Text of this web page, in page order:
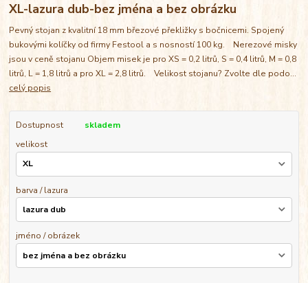
XL-lazura dub-bez jména a bez obrázku
Pevný stojan z kvalitní 18 mm březové překližky s bočnicemi. Spojený
bukovými kolíčky od firmy Festool a s nosností 100 kg. Nerezové misky
jsou v ceně stojanu Objem misek je pro XS = 0,2 litrů, S = 0,4 litrů, M = 0,8
litrů, L = 1,8 litrů a pro XL = 2,8 litrů. Velikost stojanu? Zvolte dle podo...
celý popis
Dostupnost
skladem
velikost
barva / lazura
jméno / obrázek